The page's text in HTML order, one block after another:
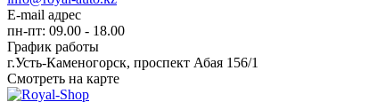
E-mail адрес
пн-пт: 09.00 - 18.00
График работы
г.Усть-Каменогорск, проспект Абая 156/1
Смотреть на карте